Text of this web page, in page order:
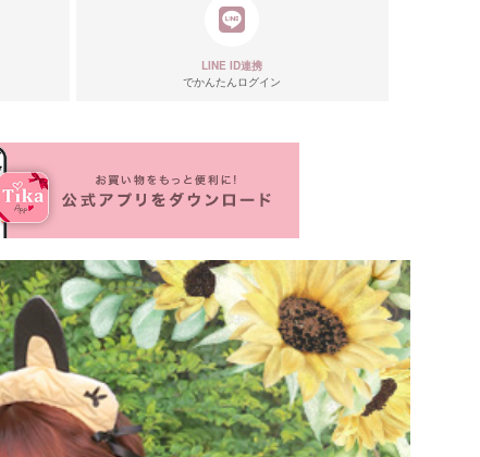
LINE ID連携
でかんたんログイン